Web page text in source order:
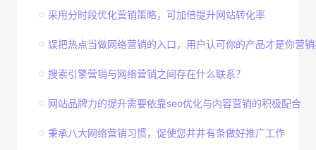
采用分时段优化营销策略，可加倍提升网站转化率
误把热点当做网络营销的入口，用户认可你的产品才是你营
搜索引擎营销与网络营销之间存在什么联系？
网站品牌力的提升需要依靠seo优化与内容营销的积极配合
秉承八大网络营销习惯，促使您井井有条做好推广工作